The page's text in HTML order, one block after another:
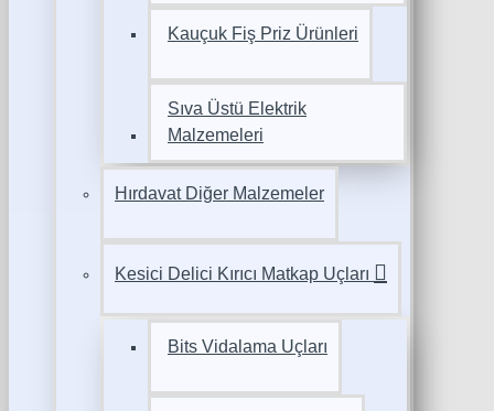
Kauçuk Fiş Priz Ürünleri
Sıva Üstü Elektrik
Malzemeleri
Hırdavat Diğer Malzemeler
Kesici Delici Kırıcı Matkap Uçları
Bits Vidalama Uçları